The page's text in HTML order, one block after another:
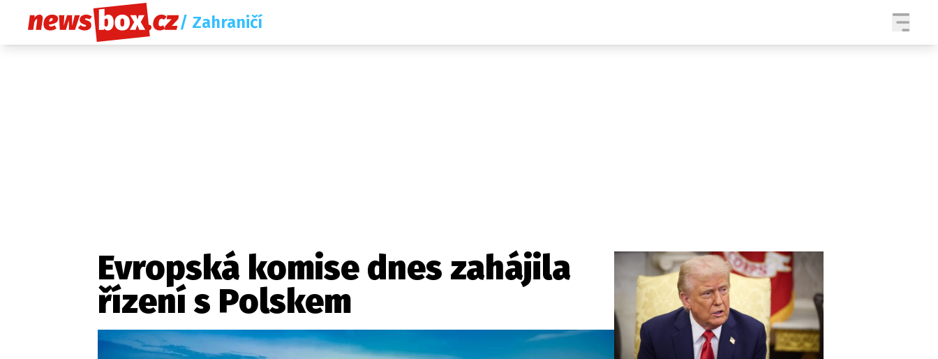
/ Zahraničí
Etický kodex Redakce Kontakt Vydavatel
Provozovatelem serveru newsbox.cz je INCORP MEDIA GROUP s.r.o., IČ: 118 23 054
SLEDUJTE NÁS NA
Evropská komise dnes zahájila
řízení s Polskem